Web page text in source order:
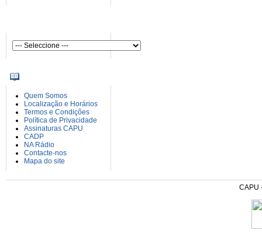
Quem Somos
Localização e Horários
Termos e Condições
Política de Privacidade
Assinaturas CAPU
CADP
NA Rádio
Contacte-nos
Mapa do site
CAPU